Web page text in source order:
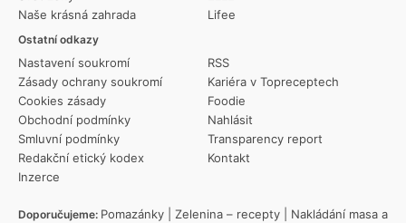
Naše krásná zahrada
Ostatní odkazy
Nastavení soukromí
Zásady ochrany soukromí
Cookies zásady
Obchodní podmínky
Smluvní podmínky
Redakční etický kodex
Inzerce
RSS
Kariéra v Topreceptech
Foodie
Nahlásit
Transparency report
Kontakt
Lifee
Doporučujeme: Pomazánky Zelenina – recepty
Nakládání masa a